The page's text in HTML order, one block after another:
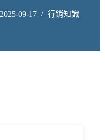
2025-09-17 行銷知識